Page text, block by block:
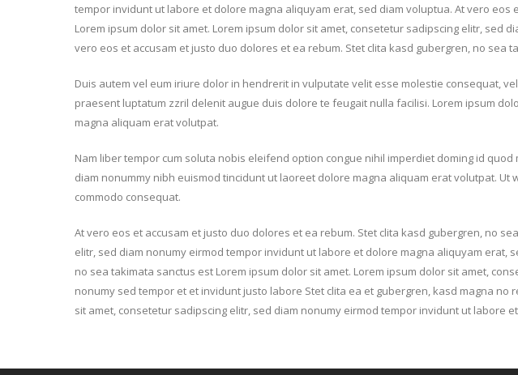
tempor invidunt ut labore et dolore magna aliquyam erat, sed diam voluptua. At vero
Lorem ipsum dolor sit amet. Lorem ipsum dolor sit amet, consetetur sadipscing elitr,
vero eos et accusam et justo duo dolores et ea rebum. Stet clita kasd gubergren, no sea
Duis autem vel eum iriure dolor in hendrerit in vulputate velit esse molestie consequat,
praesent luptatum zzril delenit augue duis dolore te feugait nulla facilisi. Lorem ipsum
magna aliquam erat volutpat.
Nam liber tempor cum soluta nobis eleifend option congue nihil imperdiet doming id
diam nonummy nibh euismod tincidunt ut laoreet dolore magna aliquam erat volutpat.
commodo consequat.
At vero eos et accusam et justo duo dolores et ea rebum. Stet clita kasd gubergren, no
elitr, sed diam nonumy eirmod tempor invidunt ut labore et dolore magna aliquyam erat,
no sea takimata sanctus est Lorem ipsum dolor sit amet. Lorem ipsum dolor sit amet,
nonumy sed tempor et et invidunt justo labore Stet clita ea et gubergren, kasd magna
sit amet, consetetur sadipscing elitr, sed diam nonumy eirmod tempor invidunt ut labore